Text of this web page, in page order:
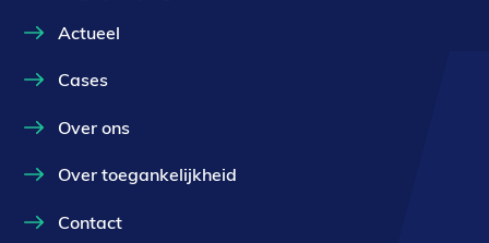
Actueel
Cases
Over ons
Over toegankelijkheid
Contact